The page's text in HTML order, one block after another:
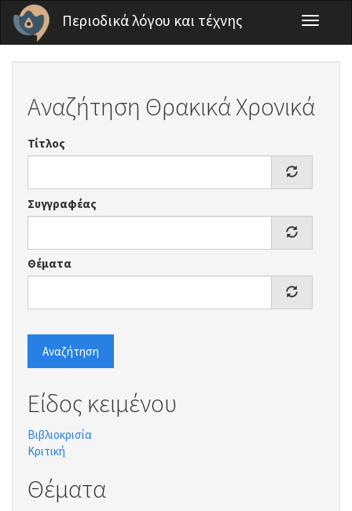
Παράκαμψη προς το κυρίως περιεχόμενο
Περιοδικά λόγου και τέχνης
Toggle
Αναζήτηση Θρακικά Χρονικά
Τίτλος
Συγγραφέας
Θέματα
Αναζήτηση
Είδος κειμένου
Βιβλιοκρισία
Κριτική
Θέματα